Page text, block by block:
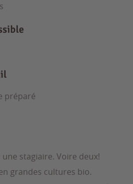
préparé
stagiaire. Voire deux!
grandes cultures bio.